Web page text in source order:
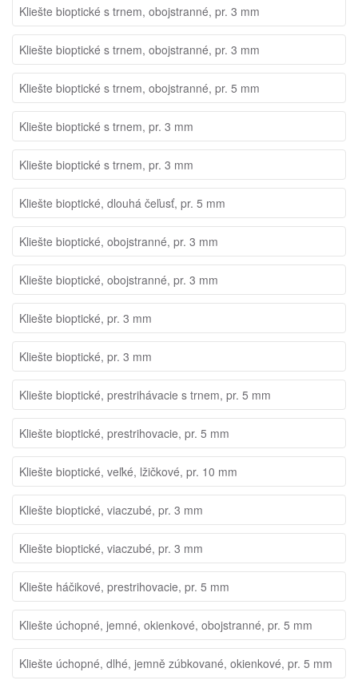
Kliešte bioptické s trnem, obojstranné, pr. 3 mm
Kliešte bioptické s trnem, obojstranné, pr. 3 mm
Kliešte bioptické s trnem, obojstranné, pr. 5 mm
Kliešte bioptické s trnem, pr. 3 mm
Kliešte bioptické s trnem, pr. 3 mm
Kliešte bioptické, dlouhá čeľusť, pr. 5 mm
Kliešte bioptické, obojstranné, pr. 3 mm
Kliešte bioptické, obojstranné, pr. 3 mm
Kliešte bioptické, pr. 3 mm
Kliešte bioptické, pr. 3 mm
Kliešte bioptické, prestrihávacie s trnem, pr. 5 mm
Kliešte bioptické, prestrihovacie, pr. 5 mm
Kliešte bioptické, veľké, lžičkové, pr. 10 mm
Kliešte bioptické, viaczubé, pr. 3 mm
Kliešte bioptické, viaczubé, pr. 3 mm
Kliešte háčikové, prestrihovacie, pr. 5 mm
Kliešte úchopné, jemné, okienkové, obojstranné, pr. 5 mm
Kliešte úchopné, dlhé, jemně zúbkované, okienkové, pr. 5 mm